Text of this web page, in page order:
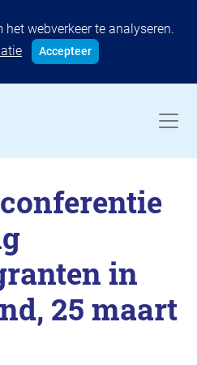
webverkeer te analyseren.
Accepteer
in
25 maart